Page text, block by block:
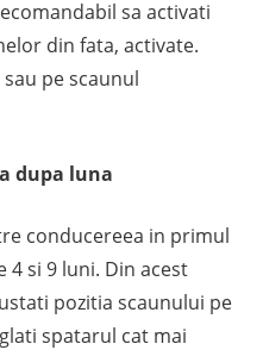
sa activati
din fata, activate.
pe scaunul
dupa luna
conducereea in primul
si 9 luni. Din acest
pozitia scaunului pe
spatarul cat mai